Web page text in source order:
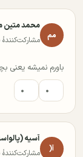
مم
محمد
مشارکت‌کنندهٔ
باورم نمیشه یعنی
۰ ۰
آ(
آسیه
مشارکت‌کنندهٔ